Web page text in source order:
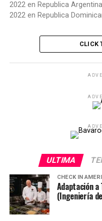
2022 en Republica
2022 en Republica
CLICK
ULTIMA
CHECK IN
Adaptación a
(Ingeniería